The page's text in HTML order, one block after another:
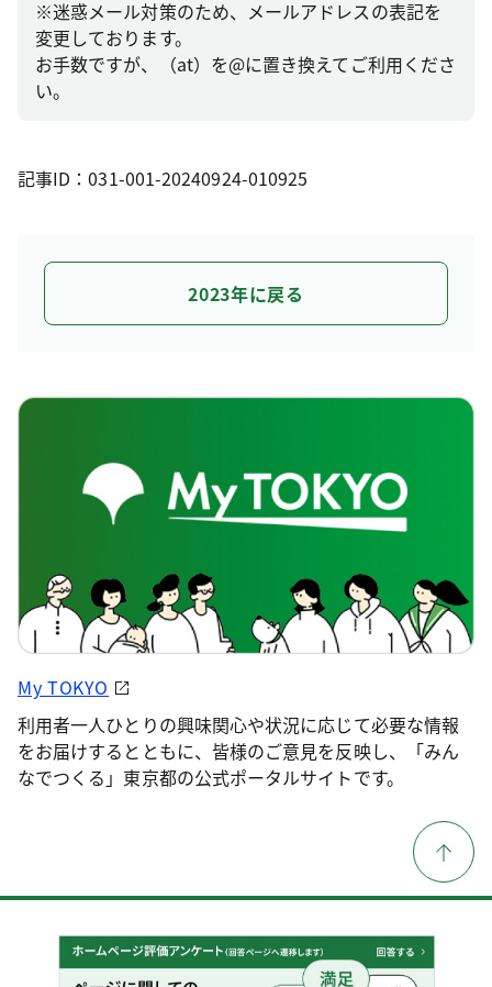
※迷惑メール対策のため、メールアドレスの表記を
変更しております。
お手数ですが、（at）を@に置き換えてご利用くださ
い。
記事ID：031-001-20240924-010925
2023年に戻る
My TOKYO
利用者一人ひとりの興味関心や状況に応じて必要な情報
をお届けするとともに、皆様のご意見を反映し、「みん
なでつくる」東京都の公式ポータルサイトです。